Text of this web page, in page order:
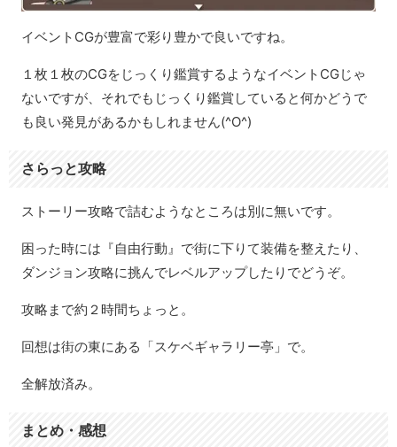
イベントCGが豊富で彩り豊かで良いですね。
１枚１枚のCGをじっくり鑑賞するようなイベントCGじゃ
ないですが、それでもじっくり鑑賞していると何かどうで
も良い発見があるかもしれません(^O^)
さらっと攻略
ストーリー攻略で詰むようなところは別に無いです。
困った時には『自由行動』で街に下りて装備を整えたり、
ダンジョン攻略に挑んでレベルアップしたりでどうぞ。
攻略まで約２時間ちょっと。
回想は街の東にある 「スケベギャラリー亭」で。
全解放済み。
まとめ・感想